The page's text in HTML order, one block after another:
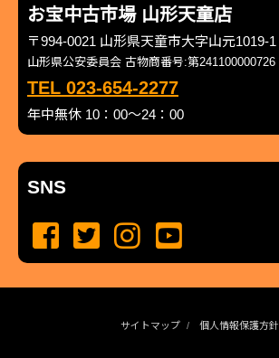
お宝中古市場 山形天童店
〒994-0021 山形県天童市大字山元1019-1
山形県公安委員会 古物商番号:第241100000726
TEL 023-654-2277
年中無休 10：00～24：00
SNS
サイトマップ 個人情報保護方針